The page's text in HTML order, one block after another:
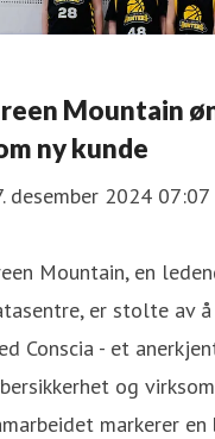
Mountain
ny kunde
desember 2024 07:07
Mountain, en
er stolte av
Conscia - et
og
markerer